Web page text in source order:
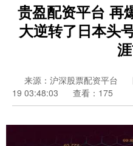
贵盈配资平台 再
大逆转了日本头
来源：沪深股票配资平台
19 03:48:03
查看：175